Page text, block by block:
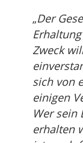
„Der
Zweck
sich von
einigen
Wer sein
erhalten